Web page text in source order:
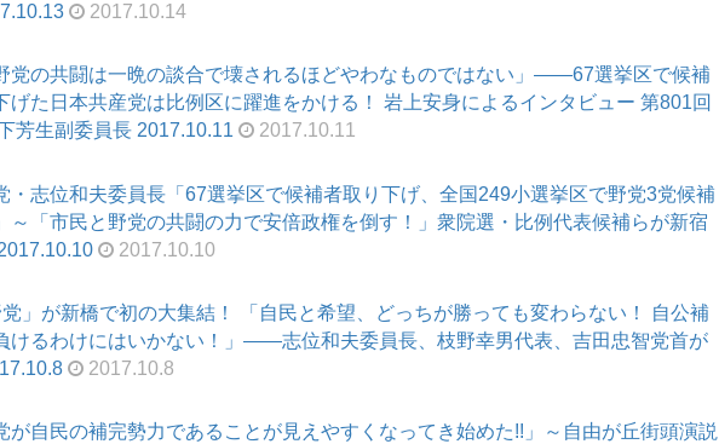
2017.10.14
党の共闘は一晩の談合で壊されるほどやわなものではない」――67選挙区で候補
げた日本共産党は比例区に躍進をかける！ 岩上安身によるインタビュー 第801回
芳生副委員長 2017.10.11
2017.10.11
・志位和夫委員長「67選挙区で候補者取り下げ、全国249小選挙区で野党3党候補
～「市民と野党の共闘の力で安倍政権を倒す！」衆院選・比例代表候補らが新宿
2017.10.10
党」が新橋で初の大集結！ 「自民と希望、どっちが勝っても変わらない！ 自公補
けるわけにはいかない！」――志位和夫委員長、枝野幸男代表、吉田忠智党首が
2017.10.8
が自民の補完勢力であることが見えやすくなってき始めた!!」～自由が丘街頭演説